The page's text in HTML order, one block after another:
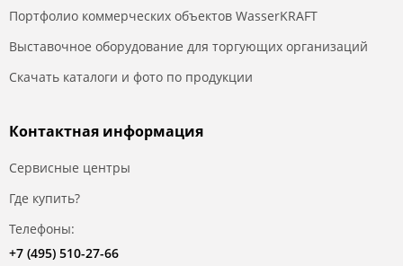
Портфолио коммерческих объектов WasserKRAFT
Выставочное оборудование для торгующих организаций
Скачать каталоги и фото по продукции
Контактная информация
Сервисные центры
Где купить?
Телефоны:
+7 (495) 510-27-66